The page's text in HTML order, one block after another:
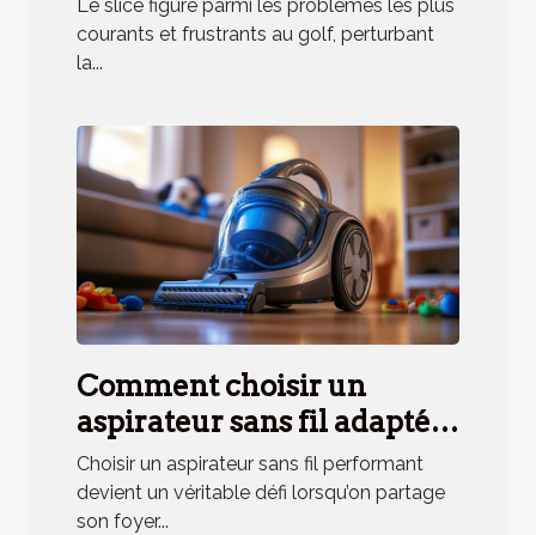
Le slice figure parmi les problèmes les plus
courants et frustrants au golf, perturbant
la...
Comment choisir un
aspirateur sans fil adapté
aux besoins des ménages
avec animaux ?
Choisir un aspirateur sans fil performant
devient un véritable défi lorsqu’on partage
son foyer...